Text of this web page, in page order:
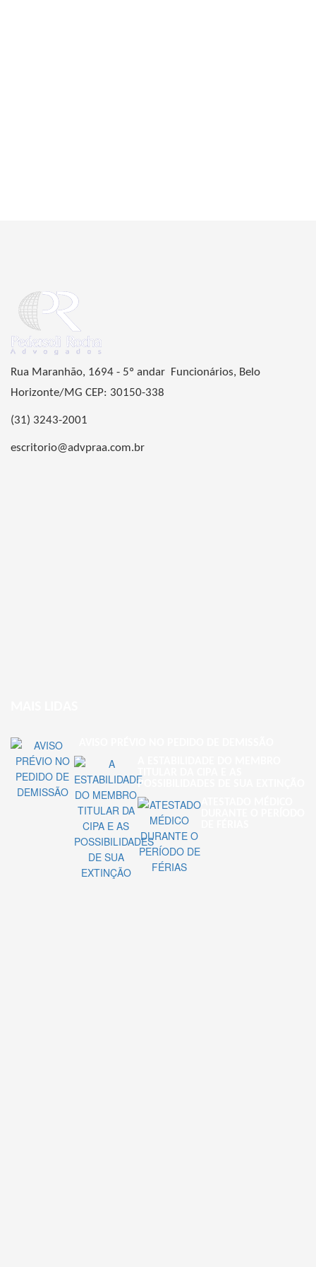
Rua Maranhão, 1694 - 5º andar Funcionários, Belo
Horizonte/MG CEP: 30150-338
(31) 3243-2001
escritorio@advpraa.com.br
POSSIBILIDADES DE SUA EXTINÇÃO